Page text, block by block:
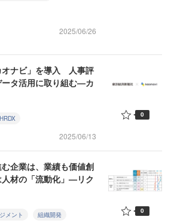
2025/06/26
オナビ」を導入 人事評
タ活用に取り組む—カ
HRDX
2025/06/13
0
む企業は、業績も価値創
材の「流動化」—リク
メント 組織開発 0